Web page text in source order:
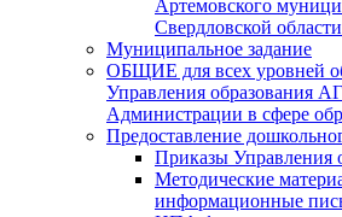
Артемовского
Свердловской
Муниципальное задание
ОБЩИЕ для всех уровней
Управления образования
Администрации в сфере
Предоставление
Приказы Управления
Методические
информационные